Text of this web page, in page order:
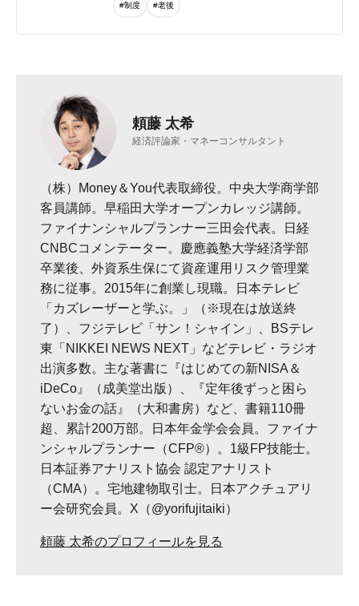
#制度 #老後
頼藤 太希
経済評論家・マネーコンサルタント
（株）Money＆You代表取締役。中央大学商学部
客員講師。早稲田大学オープンカレッジ講師。
ファイナンシャルプランナー三田会代表。日経
CNBCコメンテーター。慶應義塾大学経済学部
卒業後、外資系生保にて資産運用リスク管理業
務に従事。2015年に創業し現職。日本テレビ
「カズレーザーと学ぶ。」（※現在は放送終
了）、フジテレビ「サン！シャイン」、BSテレ
東「NIKKEI NEWS NEXT」などテレビ・ラジオ
出演多数。主な著書に『はじめての新NISA＆
iDeCo』（成美堂出版）、『定年後ずっと困ら
ないお金の話』（大和書房）など、書籍110冊
超、累計200万部。日本年金学会会員。ファイナ
ンシャルプランナー（CFP®）。1級FP技能士。
日本証券アナリスト協会 認定アナリスト
（CMA）。宅地建物取引士。日本アクチュアリ
ー会研究会員。X（@yorifujitaiki）
頼藤 太希のプロフィールを見る